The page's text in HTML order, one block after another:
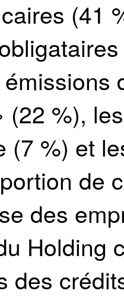
(41
(22 %),
(7 %) et
de
des
Holding
des